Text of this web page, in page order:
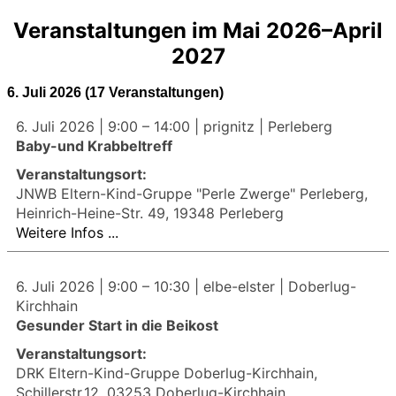
Veranstaltungen im Mai 2026–April
2027
6. Juli 2026 (17 Veranstaltungen)
6. Juli 2026 | 9:00 – 14:00 | prignitz | Perleberg
Baby-und Krabbeltreff
Veranstaltungsort:
JNWB Eltern-Kind-Gruppe "Perle Zwerge" Perleberg,
Heinrich-Heine-Str. 49, 19348 Perleberg
Weitere Infos ...
6. Juli 2026 | 9:00 – 10:30 | elbe-elster | Doberlug-
Kirchhain
Gesunder Start in die Beikost
Veranstaltungsort:
DRK Eltern-Kind-Gruppe Doberlug-Kirchhain,
Schillerstr.12, 03253 Doberlug-Kirchhain